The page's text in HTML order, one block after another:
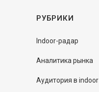
РУБРИКИ
Indoor-радар
Аналитика рынка
Аудитория в indoor